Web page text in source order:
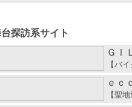
探訪系サイト
ＧＩ
【バ
ｅｃ
【聖